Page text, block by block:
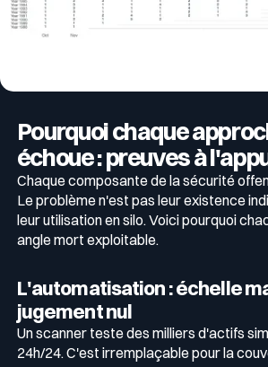
Pourquoi chaque
échoue : preuves à
Chaque composante de la sécurité
Le problème n'est pas leur existence
leur utilisation en silo. Voici pourquoi
angle mort exploitable.
L'automatisation : échelle
jugement nul
Un scanner teste des milliers d'actifs
24h/24. C'est irremplaçable pour la